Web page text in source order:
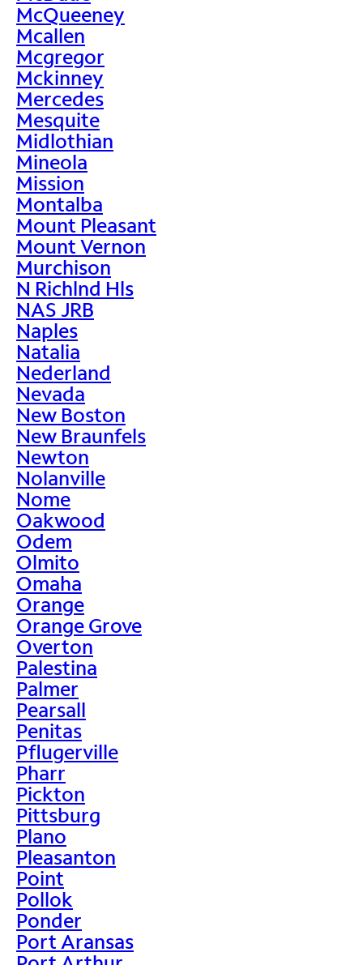
McQueeney
Mcallen
Mcgregor
Mckinney
Mercedes
Mesquite
Midlothian
Mineola
Mission
Montalba
Mount Pleasant
Mount Vernon
Murchison
N Richlnd Hls
NAS JRB
Naples
Natalia
Nederland
Nevada
New Boston
New Braunfels
Newton
Nolanville
Nome
Oakwood
Odem
Olmito
Omaha
Orange
Orange Grove
Overton
Palestina
Palmer
Pearsall
Penitas
Pflugerville
Pharr
Pickton
Pittsburg
Plano
Pleasanton
Point
Pollok
Ponder
Port Aransas